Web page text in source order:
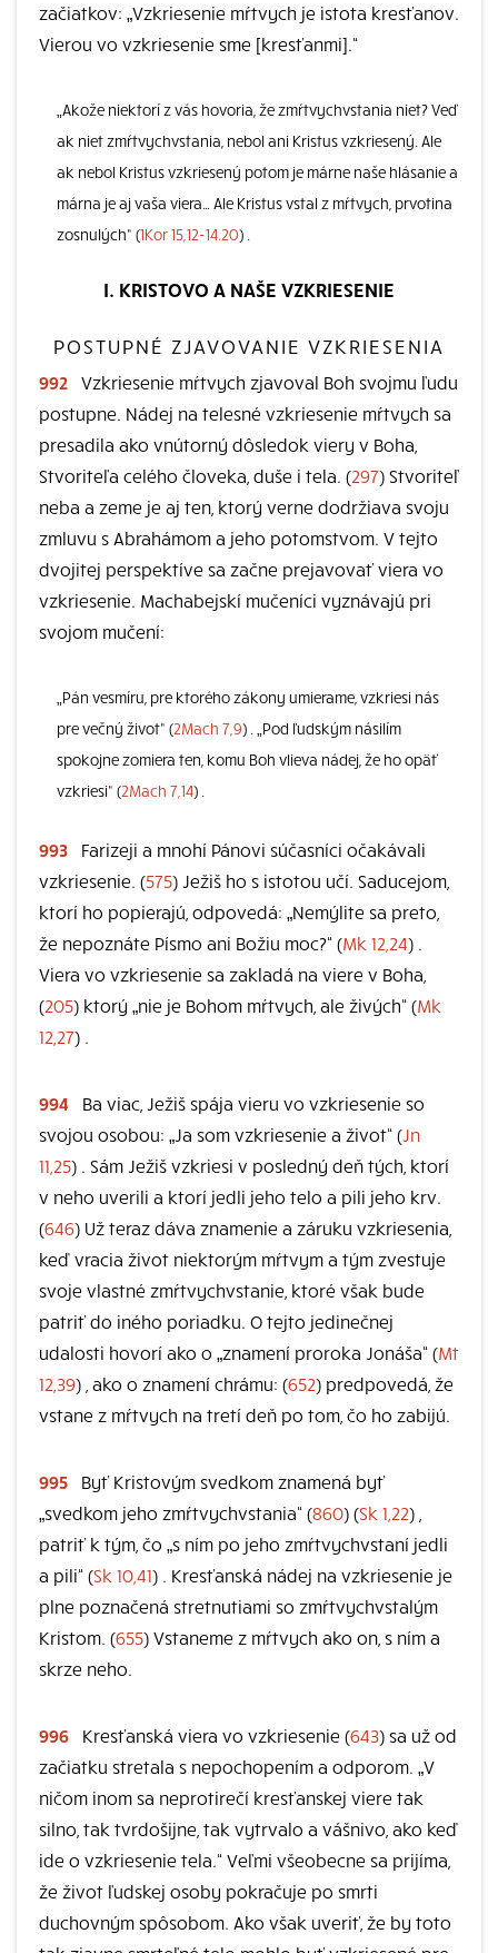
začiatkov: „Vzkriesenie mŕtvych je istota kresťanov.
Vierou vo vzkriesenie sme [kresťanmi].“
„Akože niektorí z vás hovoria, že zmŕtvychvstania niet? Veď
ak niet zmŕtvychvstania, nebol ani Kristus vzkriesený. Ale
ak nebol Kristus vzkriesený potom je márne naše hlásanie a
márna je aj vaša viera… Ale Kristus vstal z mŕtvych, prvotina
zosnulých“ (1Kor 15,12-14.20) .
I. KRISTOVO A NAŠE VZKRIESENIE
POSTUPNÉ ZJAVOVANIE VZKRIESENIA
992 Vzkriesenie mŕtvych zjavoval Boh svojmu ľudu
postupne. Nádej na telesné vzkriesenie mŕtvych sa
presadila ako vnútorný dôsledok viery v Boha,
Stvoriteľa celého človeka, duše i tela. (297) Stvoriteľ
neba a zeme je aj ten, ktorý verne dodržiava svoju
zmluvu s Abrahámom a jeho potomstvom. V tejto
dvojitej perspektíve sa začne prejavovať viera vo
vzkriesenie. Machabejskí mučeníci vyznávajú pri
svojom mučení:
„Pán vesmíru, pre ktorého zákony umierame, vzkriesi nás
pre večný život“ (2Mach 7,9) . „Pod ľudským násilím
spokojne zomiera ten, komu Boh vlieva nádej, že ho opäť
vzkriesi“ (2Mach 7,14) .
993
Farizeji a mnohí Pánovi súčasníci očakávali
vzkriesenie. (575) Ježiš ho s istotou učí. Saducejom,
ktorí ho popierajú, odpovedá: „Nemýlite sa preto,
že nepoznáte Písmo ani Božiu moc?“ (Mk 12,24) .
Viera vo vzkriesenie sa zakladá na viere v Boha,
(205) ktorý „nie je Bohom mŕtvych, ale živých“ (Mk
12,27) .
994
Ba viac, Ježiš spája vieru vo vzkriesenie so
svojou osobou: „Ja som vzkriesenie a život“ (Jn
11,25) . Sám Ježiš vzkriesi v posledný deň tých, ktorí
v neho uverili a ktorí jedli jeho telo a pili jeho krv.
(646) Už teraz dáva znamenie a záruku vzkriesenia,
keď vracia život niektorým mŕtvym a tým zvestuje
svoje vlastné zmŕtvychvstanie, ktoré však bude
patriť do iného poriadku. O tejto jedinečnej
udalosti hovorí ako o „znamení proroka Jonáša“ (Mt
12,39) , ako o znamení chrámu: (652) predpovedá, že
vstane z mŕtvych na tretí deň po tom, čo ho zabijú.
995
Byť Kristovým svedkom znamená byť
„svedkom jeho zmŕtvychvstania“ (860) (Sk 1,22) ,
patriť k tým, čo „s ním po jeho zmŕtvychvstaní jedli
a pili“ (Sk 10,41) . Kresťanská nádej na vzkriesenie je
plne poznačená stretnutiami so zmŕtvychvstalým
Kristom. (655) Vstaneme z mŕtvych ako on, s ním a
skrze neho.
996 Kresťanská viera vo vzkriesenie (643) sa už od
začiatku stretala s nepochopením a odporom. „V
ničom inom sa neprotirečí kresťanskej viere tak
silno, tak tvrdošijne, tak vytrvalo a vášnivo, ako keď
ide o vzkriesenie tela.“ Veľmi všeobecne sa prijíma,
že život ľudskej osoby pokračuje po smrti
duchovným spôsobom. Ako však uveriť, že by toto